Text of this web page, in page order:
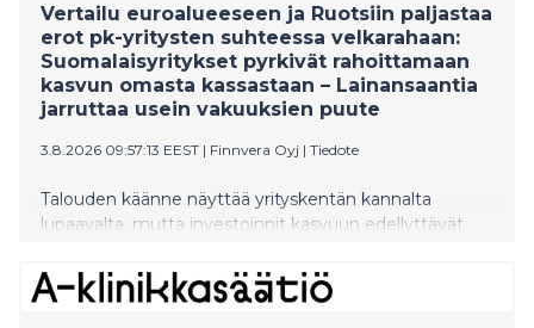
Vertailu euroalueeseen ja Ruotsiin paljastaa
erot pk-yritysten suhteessa velkarahaan:
Suomalaisyritykset pyrkivät rahoittamaan
kasvun omasta kassastaan – Lainansaantia
jarruttaa usein vakuuksien puute
3.8.2026 09:57:13 EEST | Finnvera Oyj | Tiedote
Talouden käänne näyttää yrityskentän kannalta
lupaavalta, mutta investoinnit kasvuun edellyttävät
ulkopuoliseen rahoitukseen ei suhtauduta niinkään
kasvun työkaluna vaan tyypillistä on, että yritys pyrkii